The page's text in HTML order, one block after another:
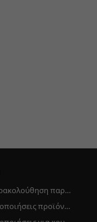
Παρακολούθηση παραγγελιών οποιαδήποτε στιγμή
Ειδοποιήσεις προϊόντων χαμηλού αποθέματος